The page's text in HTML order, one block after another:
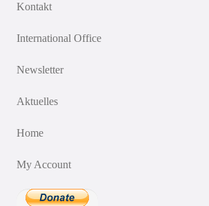
Kontakt
International Office
Newsletter
Aktuelles
Home
My Account